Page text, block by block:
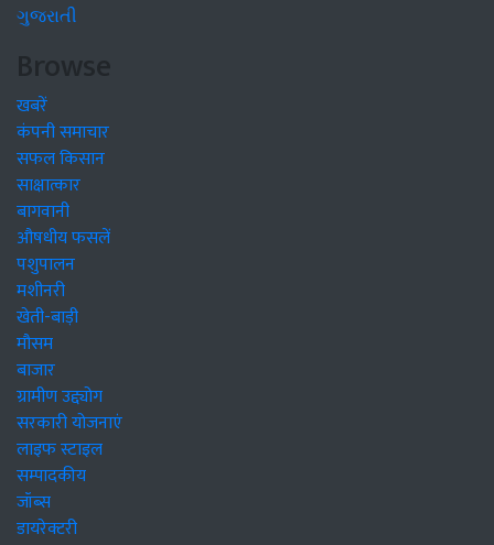
ગુજરાતી
Browse
खबरें
कंपनी समाचार
सफल किसान
साक्षात्कार
बागवानी
औषधीय फसलें
पशुपालन
मशीनरी
खेती-बाड़ी
मौसम
बाजार
ग्रामीण उद्द्योग
सरकारी योजनाएं
लाइफ स्टाइल
सम्पादकीय
जॉब्स
डायरेक्टरी